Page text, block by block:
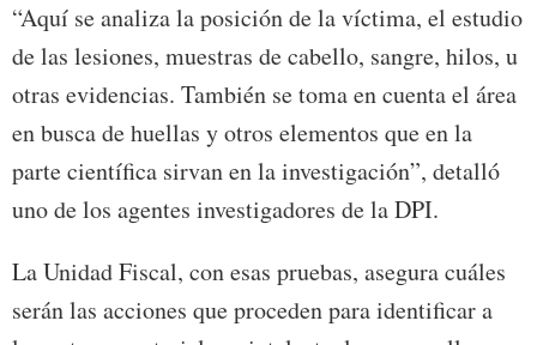
“Aquí se analiza la posición de la víctima, el estudio
de las lesiones, muestras de cabello, sangre, hilos, u
otras evidencias. También se toma en cuenta el área
en busca de huellas y otros elementos que en la
parte científica sirvan en la investigación”, detalló
uno de los agentes investigadores de la DPI.
La Unidad Fiscal, con esas pruebas, asegura cuáles
serán las acciones que proceden para identificar a